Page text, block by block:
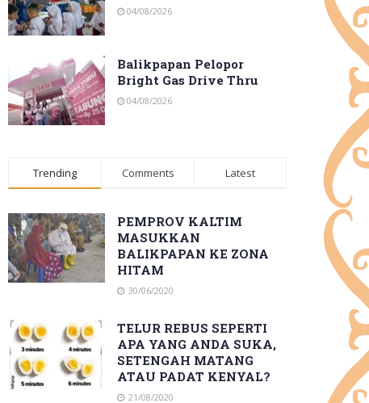
04/08/2026
Balikpapan Pelopor
Bright Gas Drive Thru
04/08/2026
Trending Comments Latest
PEMPROV KALTIM
MASUKKAN
BALIKPAPAN KE ZONA
HITAM
30/06/2020
TELUR REBUS SEPERTI
APA YANG ANDA SUKA,
SETENGAH MATANG
ATAU PADAT KENYAL?
21/08/2020